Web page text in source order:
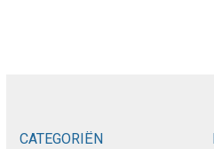
CATEGORIËN